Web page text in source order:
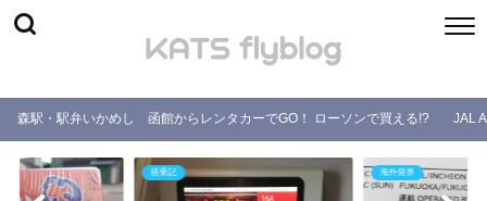
森駅・駅弁いかめし 函館からレンタカーでGO！ ローソンで買える!? JAL
搭乗記 海外発券